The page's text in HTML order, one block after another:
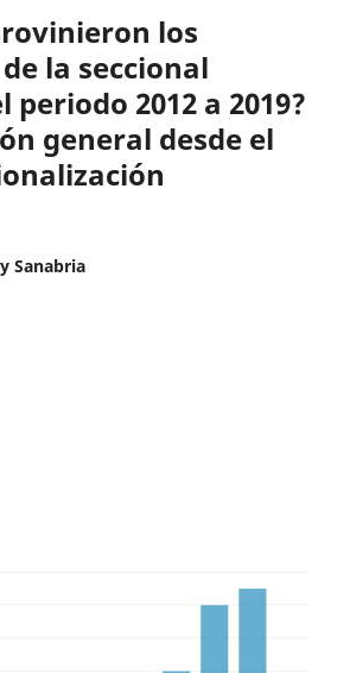
los
la seccional
periodo 2012 a 2019?
general desde el
Sanabria